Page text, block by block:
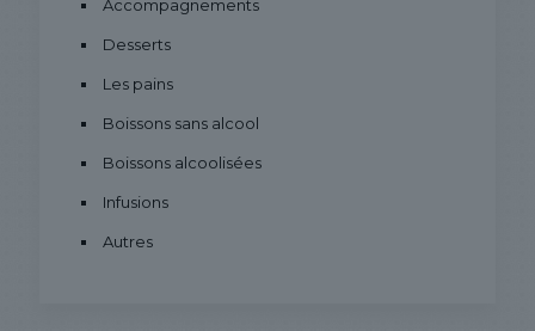
Accompagnements
Desserts
Les pains
Boissons sans alcool
Boissons alcoolisées
Infusions
Autres